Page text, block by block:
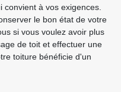
à vos exigences.
le bon état de votre
si vous voulez avoir plus
de toit et effectuer une
toiture bénéficie d'un